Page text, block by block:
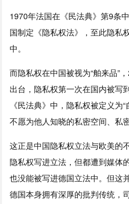
1970年法国在《民法典》第9条
国制定《隐私权法》，至此隐私
中。
而隐私权在中国被视为“舶来品”
出台，隐私权第一次在国内被写
《民法典》中，隐私权被定义为
不愿为他人知晓的私密空间、私
这正是中国隐私权立法与欧美的
隐私权写进立法，但都遭到媒体
也没能被写进德国立法中。但这
德国本身拥有深厚的批判传统，